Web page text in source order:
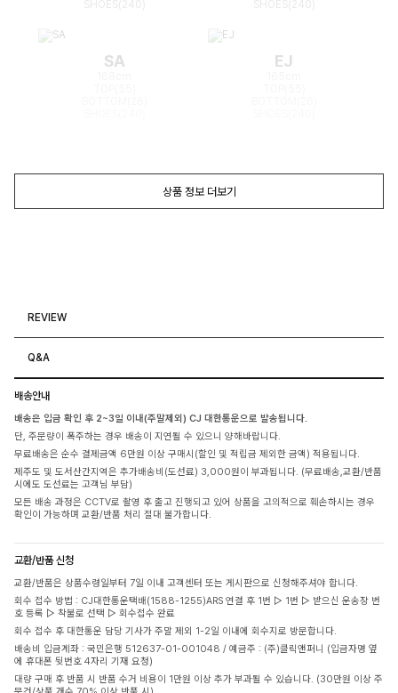
SA EJ
상품 정보 더보기
REVIEW
Q&A
배송안내
배송은 입금 확인 후 2~3일 이내(주말제외) CJ 대한통운으로 발송됩니다.
단, 주문량이 폭주하는 경우 배송이 지연될 수 있으니 양해바랍니다.
무료배송은 순수 결제금액 6만원 이상 구매시(할인 및 적립금 제외한 금액) 적용됩니다.
제주도 및 도서산간지역은 추가배송비(도선료) 3,000원이 부과됩니다. (무료배송,교환/반품
시에도 도선료는 고객님 부담)
모든 배송 과정은 CCTV로 촬영 후 출고 진행되고 있어 상품을 고의적으로 훼손하시는 경우
확인이 가능하며 교환/반품 처리 절대 불가합니다.
교환/반품 신청
교환/반품은 상품수령일부터 7일 이내 고객센터 또는 게시판으로 신청해주셔야 합니다.
회수 접수 방법 : CJ대한통운택배(1588-1255)ARS 연결 후 1번 ▷ 1번 ▷ 받으신 운송장 번
호 등록 ▷ 착불로 선택 ▷ 회수접수 완료
회수 접수 후 대한통운 담당 기사가 주말 제외 1-2일 이내에 회수지로 방문합니다.
배송비 입금계좌 : 국민은행 512637-01-001048 / 예금주 : (주)클릭앤퍼니 (입금자명 옆
에 휴대폰 뒷번호 4자리 기재 요청)
대량 구매 후 반품 시 반품 수거 비용이 1만원 이상 추가 부과될 수 있습니다. (30만원 이상 주